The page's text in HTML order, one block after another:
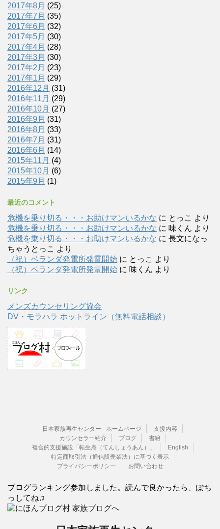
2017年8月 (25)
2017年7月 (35)
2017年6月 (32)
2017年5月 (30)
2017年4月 (28)
2017年3月 (30)
2017年2月 (23)
2017年1月 (29)
2016年12月 (31)
2016年11月 (29)
2016年10月 (27)
2016年9月 (31)
2016年8月 (33)
2016年7月 (31)
2016年6月 (14)
2015年11月 (4)
2015年10月 (6)
2015年9月 (1)
最近のコメント
危機を乗り切る・・・お助けマンいるかな に とっこ より
危機を乗り切る・・・お助けマンいるかな に 味くん より
危機を乗り切る・・・お助けマンいるかな に 長文になっ
ちゃうとっこ より
（祝）ベランダ発電所発電開始 に とっこ より
（祝）ベランダ発電所発電開始 に 味くん より
リンク
メンズカウンセリング協会
DV・モラハラ ホットライン（無料電話相談）
日本家族再生センター - ホームページ
支援内容
カウンセラー紹介
ブログ
書籍
複合的支援施設「転生庵（てんしょうあん）」
English
特定商取引法（通信販売業法）に基づく表示
プライバシーポリシー
お問い合わせ
ブログランキング参加しました。読んで良かったら、ぽち
っしてね♫